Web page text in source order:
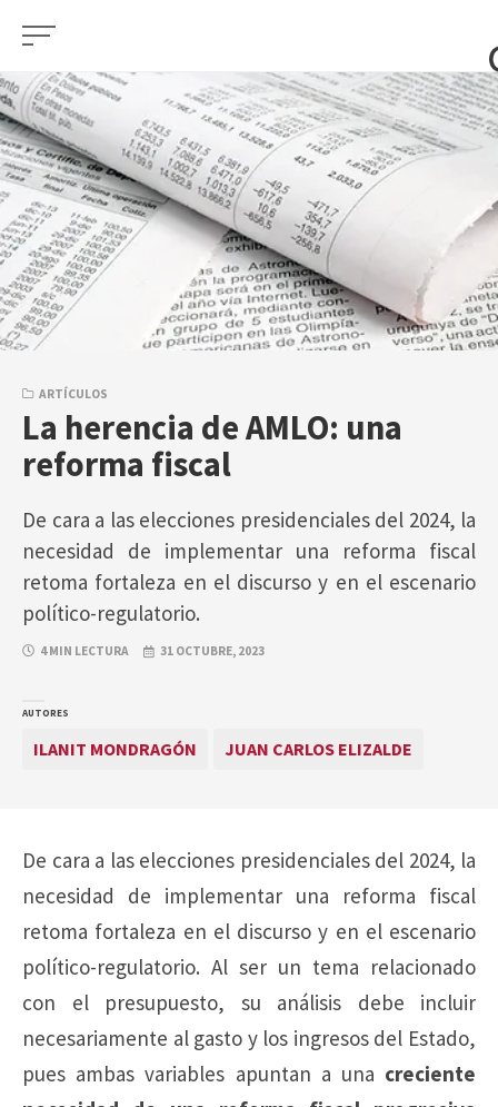
Skip
content
ARTÍCULOS
La herencia de AMLO: una
reforma fiscal
De cara a las elecciones presidenciales del 2024, la
necesidad de implementar una reforma fiscal
retoma fortaleza en el discurso y en el escenario
político-regulatorio.
4 MIN LECTURA 31 OCTUBRE, 2023
AUTORES
ILANIT MONDRAGÓN JUAN CARLOS ELIZALDE
De cara a las elecciones presidenciales del 2024, la
necesidad de implementar una reforma fiscal
retoma fortaleza en el discurso y en el escenario
político-regulatorio. Al ser un tema relacionado
con el presupuesto, su análisis debe incluir
necesariamente al gasto y los ingresos del Estado,
pues ambas variables apuntan a una creciente